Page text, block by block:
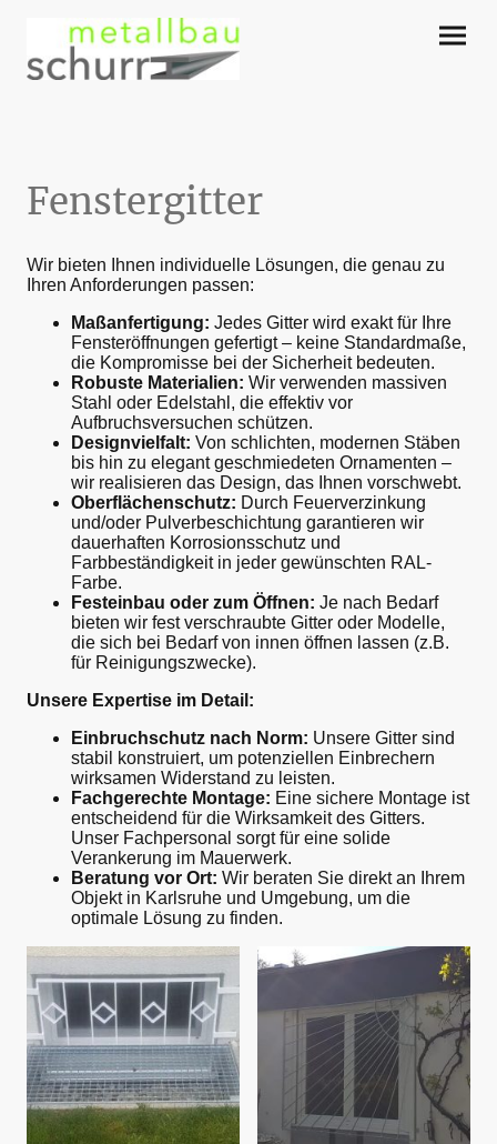
Fenstergitter
Wir bieten Ihnen individuelle Lösungen, die genau zu
Ihren Anforderungen passen:
Maßanfertigung: Jedes Gitter wird exakt für Ihre
Fensteröffnungen gefertigt – keine Standardmaße,
die Kompromisse bei der Sicherheit bedeuten.
Robuste Materialien: Wir verwenden massiven
Stahl oder Edelstahl, die effektiv vor
Aufbruchsversuchen schützen.
Designvielfalt: Von schlichten, modernen Stäben
bis hin zu elegant geschmiedeten Ornamenten –
wir realisieren das Design, das Ihnen vorschwebt.
Oberflächenschutz: Durch Feuerverzinkung
und/oder Pulverbeschichtung garantieren wir
dauerhaften Korrosionsschutz und
Farbbeständigkeit in jeder gewünschten RAL-
Farbe.
Festeinbau oder zum Öffnen: Je nach Bedarf
bieten wir fest verschraubte Gitter oder Modelle,
die sich bei Bedarf von innen öffnen lassen (z.B.
für Reinigungszwecke).
Unsere Expertise im Detail:
Einbruchschutz nach Norm: Unsere Gitter sind
stabil konstruiert, um potenziellen Einbrechern
wirksamen Widerstand zu leisten.
Fachgerechte Montage: Eine sichere Montage ist
entscheidend für die Wirksamkeit des Gitters.
Unser Fachpersonal sorgt für eine solide
Verankerung im Mauerwerk.
Beratung vor Ort: Wir beraten Sie direkt an Ihrem
Objekt in Karlsruhe und Umgebung, um die
optimale Lösung zu finden.